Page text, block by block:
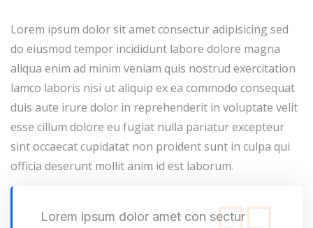
Lorem ipsum dolor sit amet consectur adipisicing sed
do eiusmod tempor incididunt labore dolore magna
aliqua enim ad minim veniam quis nostrud exercitation
lamco laboris nisi ut aliquip ex ea commodo consequat
duis aute irure dolor in reprehenderit in voluptate velit
esse cillum dolore eu fugiat nulla pariatur excepteur
sint occaecat cupidatat non proident sunt in culpa qui
officia deserunt mollit anim id est laborum.
Lorem ipsum dolor amet con sectur